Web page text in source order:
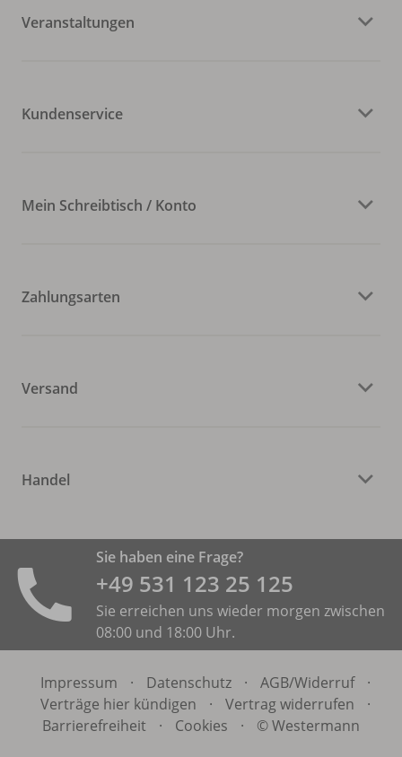
Veranstaltungen
Kundenservice
Mein Schreibtisch / Konto
Zahlungsarten
Versand
Handel
Sie haben eine Frage?
+49 531 ­123 25 125
Sie erreichen uns wieder morgen zwischen
08:00 und 18:00 Uhr.
Impressum · Datenschutz · AGB/Widerruf
·
Verträge hier kündigen
· Vertrag widerrufen
·
Barrierefreiheit
· Cookies · © Westermann